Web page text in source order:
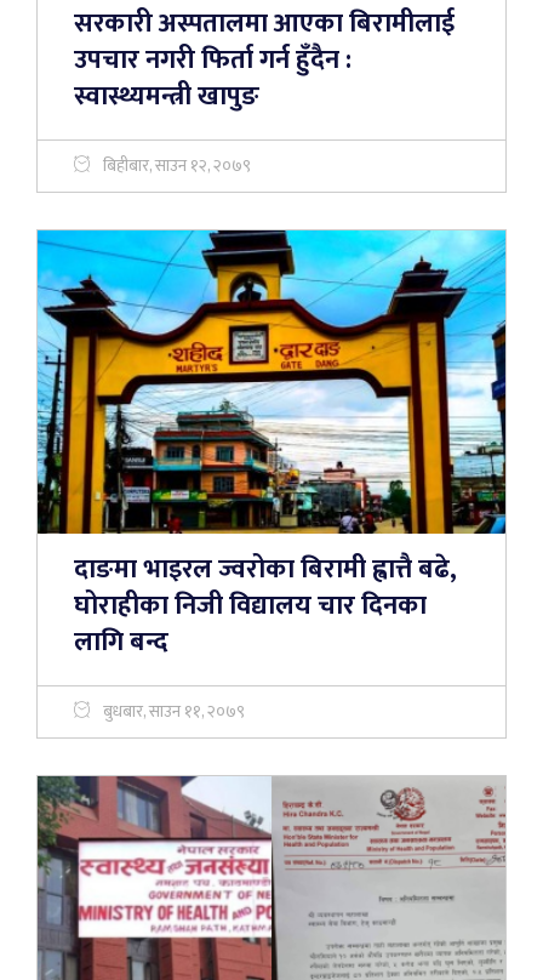
सरकारी अस्पतालमा आएका बिरामीलाई
उपचार नगरी फिर्ता गर्न हुँदैन :
स्वास्थ्यमन्त्री खापुङ
बिहीबार, साउन १२, २०७९
दाङमा भाइरल ज्वरोका बिरामी ह्वात्तै बढे,
घोराहीका निजी विद्यालय चार दिनका
लागि बन्द
बुधबार, साउन ११, २०७९